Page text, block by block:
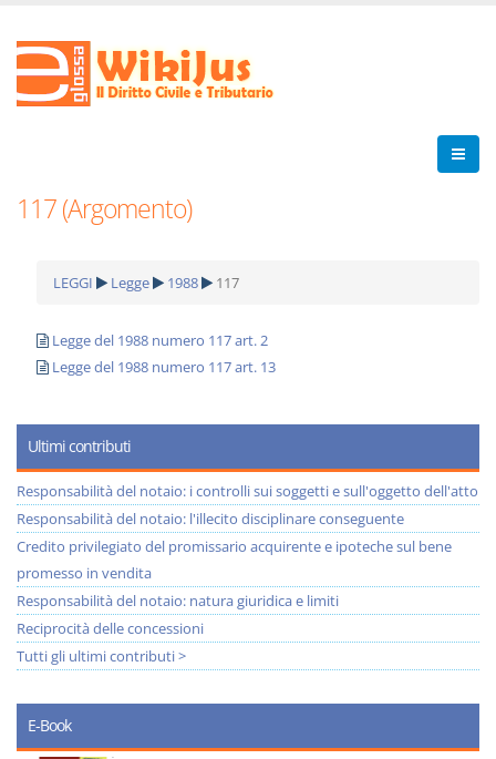
117 (Argomento)
LEGGI Legge 1988 117
Legge del 1988 numero 117 art. 2
Legge del 1988 numero 117 art. 13
Ultimi contributi
Responsabilità del notaio: i controlli sui soggetti e sull'oggetto dell'atto
Responsabilità del notaio: l'illecito disciplinare conseguente
Credito privilegiato del promissario acquirente e ipoteche sul bene
promesso in vendita
Responsabilità del notaio: natura giuridica e limiti
Reciprocità delle concessioni
Tutti gli ultimi contributi >
E-Book